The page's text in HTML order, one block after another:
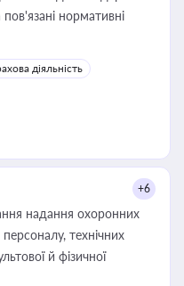
нормативні
діяльність
+6
надання охоронних
технічних
й фізичної